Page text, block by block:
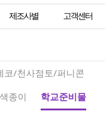
제조사별 고객센터
코/천사점토/퍼니콘
색종이 학교준비물